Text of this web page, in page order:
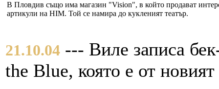
В Пловдив също има магазин "Vision", в който продават
артикули на HIM. Той се намира до кукленият театър.
21.10.04 --- Виле записа
the Blue, която е от